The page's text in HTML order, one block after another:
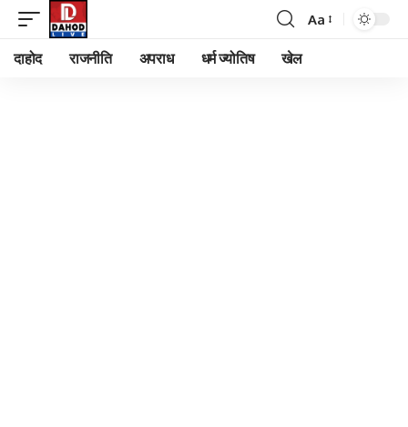
Font
Aa
दाहोद राजनीति अपराध धर्म ज्योतिष खेल